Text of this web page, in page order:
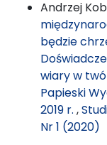
Andrzej
będzie
wiary w
Papieski
2019 r. ,
Nr 1 (2020)